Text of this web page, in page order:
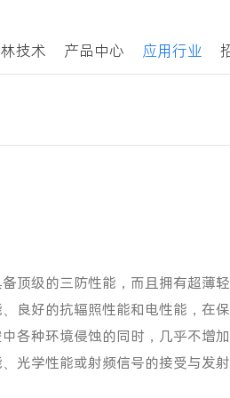
技术
产品中心 应用行业
顶级的三防性能，而且拥有超薄
良好的抗辐照性能和电性能，在
各种环境侵蚀的同时，几乎不增
光学性能或射频信号的接受与发射